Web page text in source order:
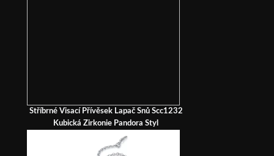
Stříbrné Visací Přívěsek Lapač Snů Scc1232
Kubická Zirkonie Pandora Styl